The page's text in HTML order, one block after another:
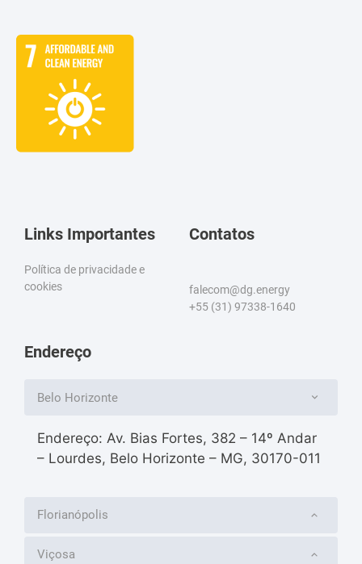
Links Importantes
Política de privacidade e
cookies
Contatos
falecom@dg.energy
+55 (31) 97338-1640
Endereço
Belo Horizonte
Endereço: Av. Bias Fortes, 382 – 14º Andar
– Lourdes, Belo Horizonte – MG, 30170-011
Florianópolis
Viçosa